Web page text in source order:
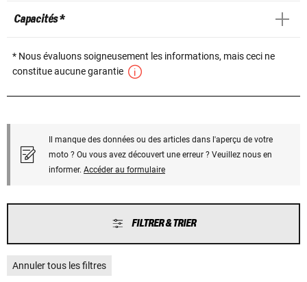
Capacités *
* Nous évaluons soigneusement les informations, mais ceci ne
constitue aucune garantie
Il manque des données ou des articles dans l'aperçu de votre
moto ? Ou vous avez découvert une erreur ? Veuillez nous en
informer. Accéder au formulaire
FILTRER & TRIER
Annuler tous les filtres